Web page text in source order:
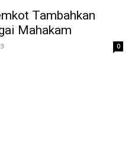
Tambahkan
Mahakam
0